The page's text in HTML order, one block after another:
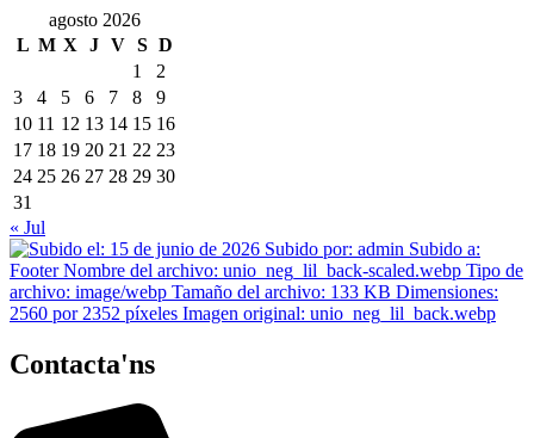
agosto 2026
L M X J V S D
1
2
3
4 5 6 7 8
9
10 11 12 13 14 15 16
17 18 19 20 21 22 23
24 25 26 27 28 29 30
31
« Jul
Contacta'ns